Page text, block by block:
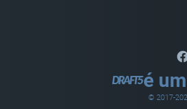
é
© 2017-